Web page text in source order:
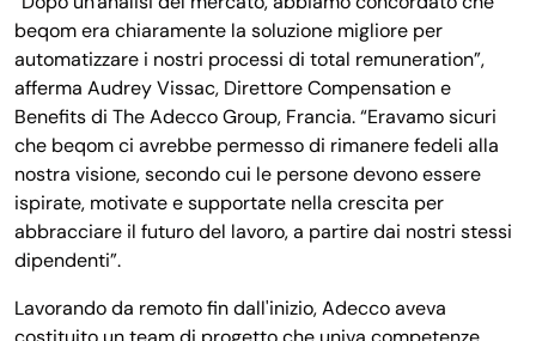
beqom era chiaramente la soluzione migliore per
automatizzare i nostri processi di total remuneration”,
afferma Audrey Vissac, Direttore Compensation e
Benefits di The Adecco Group, Francia. “Eravamo sicuri
che beqom ci avrebbe permesso di rimanere fedeli alla
nostra visione, secondo cui le persone devono essere
ispirate, motivate e supportate nella crescita per
abbracciare il futuro del lavoro, a partire dai nostri stessi
dipendenti”.
Lavorando da remoto fin dall'inizio, Adecco aveva